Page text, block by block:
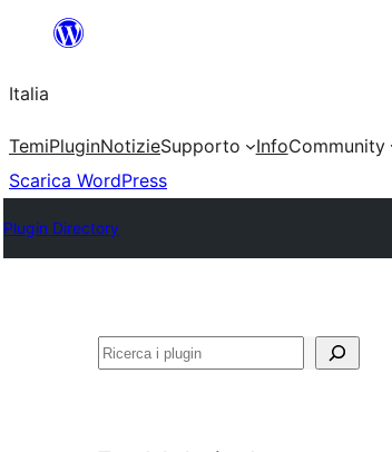
contenuto
Italia
TemiPluginNotizieSupporto InfoCommunity
Scarica WordPress
Plugin Directory
Cerca